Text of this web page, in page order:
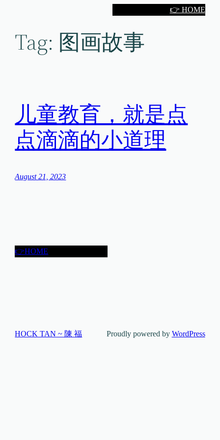
👉 HOME
Tag: 图画故事
儿童教育，就是点
点滴滴的小道理
August 21, 2023
👉HOME
HOCK TAN ~ 陳 福 Proudly powered by WordPress